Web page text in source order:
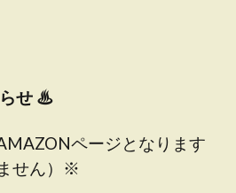
せ ♨
ページとなります
せん）※